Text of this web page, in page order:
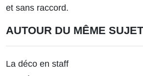
et sans raccord.
AUTOUR DU MÊME SUJET
La déco en staff